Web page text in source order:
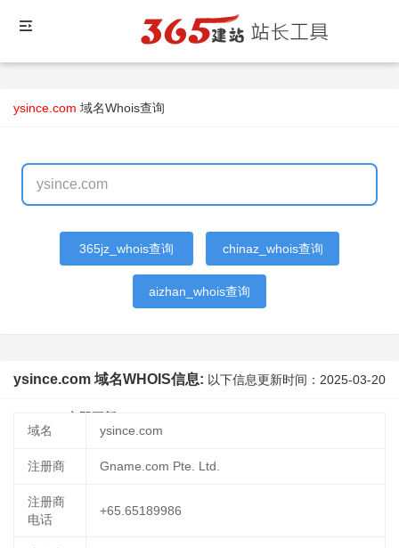
ysince.com 域名Whois查询
365jz_whois查询 chinaz_whois查询
aizhan_whois查询
ysince.com 域名WHOIS信息: 以下信息更新时间： 2025-03-20
立即更新
域名
ysince.com
注册商 Gname.com Pte. Ltd.
注册商
电话
+65.65189986